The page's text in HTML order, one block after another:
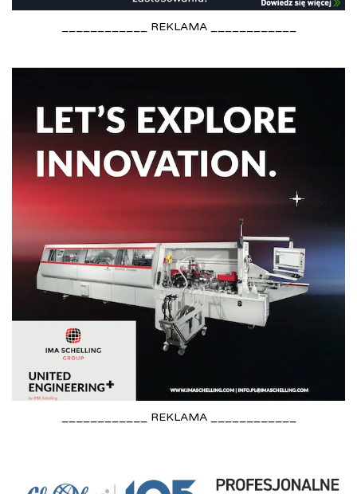
____________ REKLAMA ____________
____________ REKLAMA ____________